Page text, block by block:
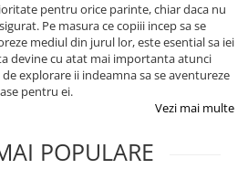
si usi
glisante
copii si
pentru orice parinte, chiar daca nu
Pe masura ce copiii incep sa se
mediul din jurul lor, este esential sa iei
devine cu atat mai importanta atunci
explorare ii indeamna sa se aventureze
pentru ei.
Vezi mai multe
POPULARE